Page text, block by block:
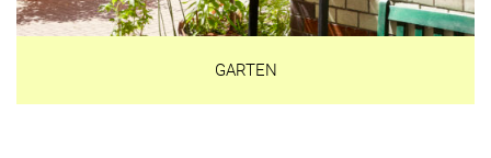
GARTEN